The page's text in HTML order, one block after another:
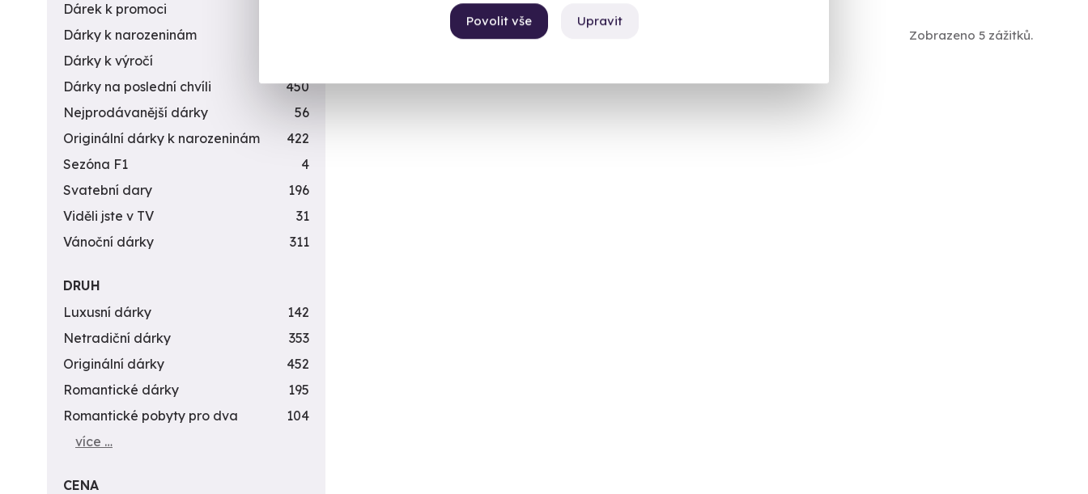
Upravit
Povolit vše
Zobrazeno 5 zážitků.
Dárek k promoci
Dárky k narozeninám
Dárky k výročí
Dárky na poslední chvíli
450
Nejprodávanější dárky
56
Originální dárky k narozeninám
422
Sezóna F1
4
Svatební dary
196
Viděli jste v TV
31
Vánoční dárky
311
DRUH
Luxusní dárky
142
Netradiční dárky
353
Originální dárky
452
Romantické dárky
195
Romantické pobyty pro dva
104
více …
CENA